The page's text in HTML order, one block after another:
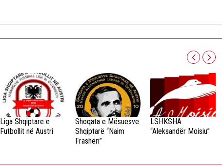
Liga Shqiptare e
Futbollit në Austri
Shoqata e Mësuesve
Shqiptarë “Naim
Frashëri”
LSHKSHA
“Aleksandër Moisiu”